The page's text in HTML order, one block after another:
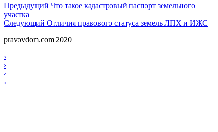
Навигация
по
Предыдущий Предыдущий
Что такое кадастровый паспорт земельного
участка
Следующий Следующий
Отличия правового статуса земель ЛПХ и ИЖС
pravovdom.com 2020
Scroll
Up
Навигация
по
записям
‹
›
Навигация
по
‹
›